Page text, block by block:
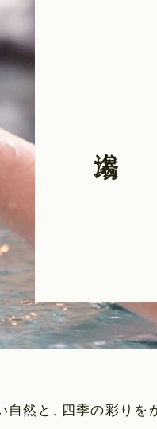
自然と 、四季の彩りを